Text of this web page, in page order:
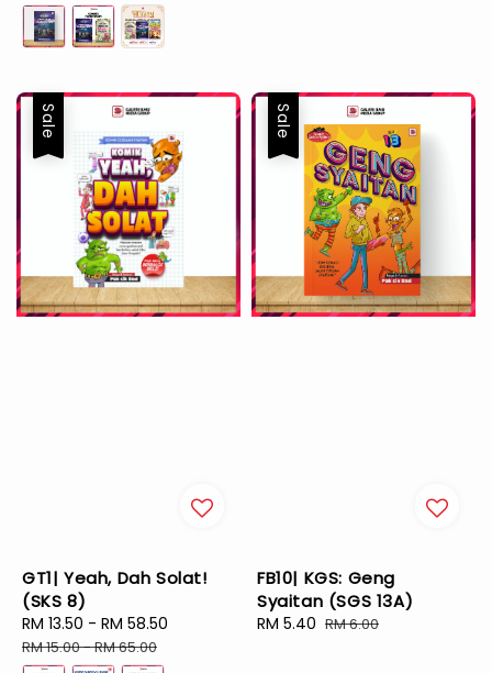
Sale
GT1| Yeah, Dah Solat!
(SKS 8)
Sale
price
RM 13.50 - RM 58.50
RM 15.00-RM 65.00
Sale
FB10| KGS: Geng
Syaitan (SGS 13A)
Sale
RM 5.40 Regular
RM 6.00